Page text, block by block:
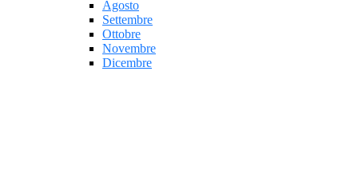
Agosto
Settembre
Ottobre
Novembre
Dicembre